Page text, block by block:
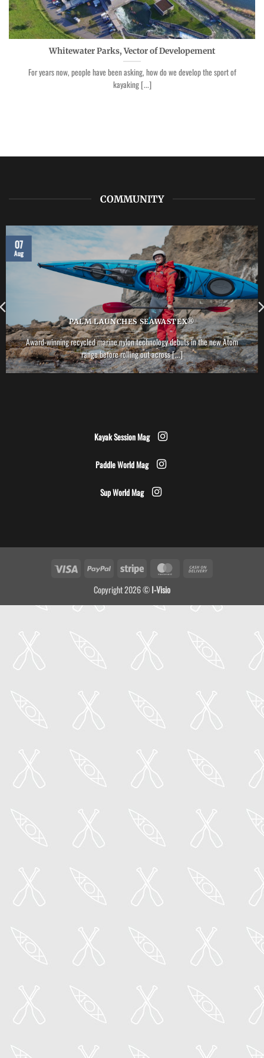
Whitewater Parks, Vector of Developement
For years now, people have been asking, how do we develop the sport of
kayaking [...]
COMMUNITY
PALM LAUNCHES SEAWASTEX®
Award-winning recycled marine nylon technology debuts in the new Atom
range before rolling out across [...]
07
Aug
Kayak Session Mag
Paddle World Mag
Sup World Mag
Visa PayPal Stripe MasterCard
Copyright 2026 ©I-Visio